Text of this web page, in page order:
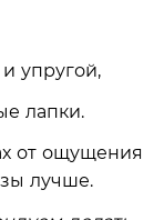
упругой,
лапки.
от ощущения
лучше.